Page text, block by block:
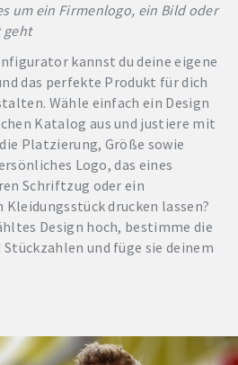
um ein Firmenlogo, ein Bild oder
geht
kannst du deine eigene
das perfekte Produkt für dich
Wähle einfach ein Design
Katalog aus und justiere mit
Platzierung, Größe sowie
Logo, das eines
Schriftzug oder ein
drucken lassen?
Design hoch, bestimme die
und füge sie deinem